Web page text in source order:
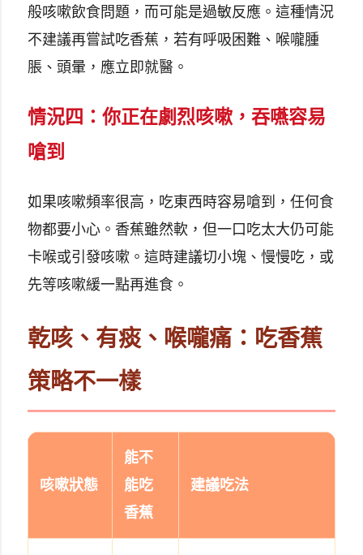
般咳嗽飲食問題，而可能是過敏反應。這種情況
不建議再嘗試吃香蕉，若有呼吸困難、喉嚨腫
脹、頭暈，應立即就醫。
情況四：你正在劇烈咳嗽，吞嚥容易
嗆到
如果咳嗽頻率很高，吃東西時容易嗆到，任何食
物都要小心。香蕉雖然軟，但一口吃太大仍可能
卡喉或引發咳嗽。這時建議切小塊、慢慢吃，或
先等咳嗽緩一點再進食。
乾咳、有痰、喉嚨痛：吃香蕉
策略不一樣
咳嗽狀態
能不
能吃
香蕉
建議吃法